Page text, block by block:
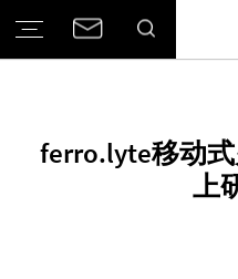
ferro.lyte移动
上